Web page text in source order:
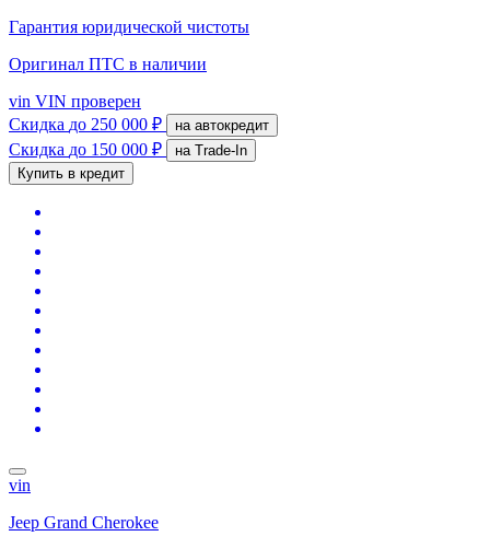
Гарантия юридической чистоты
Оригинал ПТС в наличии
vin VIN проверен
Скидка до 250 000 ₽ на автокредит
Скидка до 150 000 ₽
на Trade-In
Купить в кредит
vin
Jeep Grand Cherokee